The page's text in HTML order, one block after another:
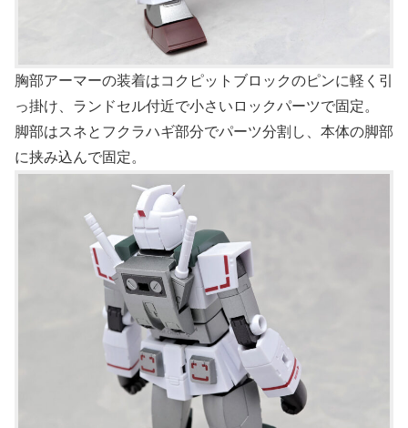
胸部アーマーの装着はコクピットブロックのピンに軽く引
っ掛け、ランドセル付近で小さいロックパーツで固定。
脚部はスネとフクラハギ部分でパーツ分割し、本体の脚部
に挟み込んで固定。